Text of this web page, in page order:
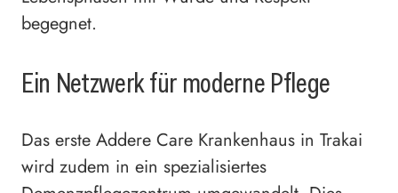
begegnet.
Ein Netzwerk für moderne Pflege
Das erste Addere Care Krankenhaus in Trakai
wird zudem in ein spezialisiertes